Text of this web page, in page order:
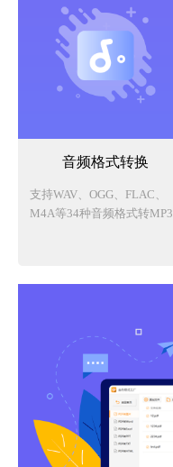
音频格式转换
支持WAV、OGG、FLAC、
M4A等34种音频格式转MP3